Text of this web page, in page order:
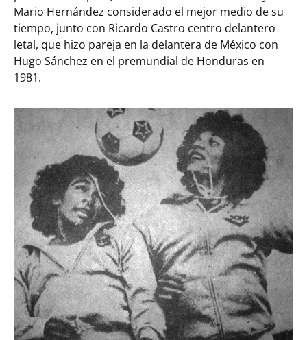
Mario Hernández considerado el mejor medio de su
tiempo, junto con Ricardo Castro centro delantero
letal, que hizo pareja en la delantera de México con
Hugo Sánchez en el premundial de Honduras en
1981.